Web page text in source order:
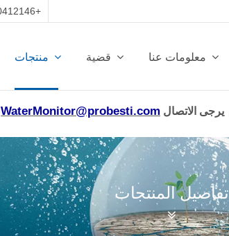
+86-13950412146 | روعة المياه
منتجات قضية معلومات عنا
يرجى الاتصال WaterMonitor@probesti.com
تفاصيل المنتجات